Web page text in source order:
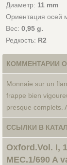
Диаметр: 11 mm
Ориентация осей
Вес: 0,95 g.
Редкость: R2
КОММЕНТАРИИ
Monnaie sur un
frappe bien
presque complets.
ССЫЛКИ В
Oxford.Vol. I,
MEC.1/690 A